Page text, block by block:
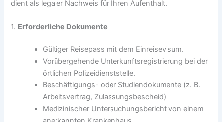
dient als legaler Nachweis für Ihren Aufenthalt.
1. Erforderliche Dokumente
Gültiger Reisepass mit dem Einreisevisum.
Vorübergehende Unterkunftsregistrierung bei der
örtlichen Polizeidienststelle.
Beschäftigungs- oder Studiendokumente (z. B.
Arbeitsvertrag, Zulassungsbescheid).
Medizinischer Untersuchungsbericht von einem